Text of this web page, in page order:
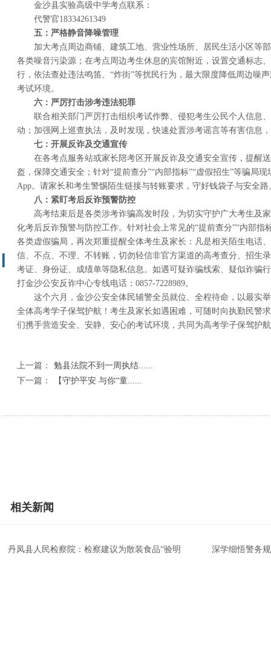
金沙县实验高级中学考点联系：
代警官18334261349
五： 严格静音降噪管理
加大考点周边商铺、建筑工地、营业性场所、居民生活小区等
各类噪音污染源；在考点周边考生休息的宾馆附近，设置交通标志
行，依法查处违法鸣笛、“炸街”等扰民行为，最大限度降低周边噪
考试环境。
六： 严厉打击涉考违法犯罪
联合相关部门严厉打击组织考试作弊、侵犯考生公民个人信息
动；加强网上巡查执法，及时发现，快速处置涉考谣言等有害信息
七： 开展反诈及交通宣传
在各考点服务站或家长陪考区开展反诈及交通安全宣传，提醒
盔，保障交通安全；针对“提前查分”“内部指标”“虚假招生”等骗局
App。请家长和考生警惕陌生链接与转账要求，守好钱袋子与安全路
八： 紧盯考后反诈预警防控
高考结束后是各类涉考诈骗高发时段，为切实守护广大考生及
化考后反诈预警与防控工作。针对社会上常见的“提前查分”“内部指
各类虚假骗局，再次郑重提醒全体考生及家长：凡是相关陌生电话
信、不点、不理、不转账，切勿轻信非官方渠道的高考查分、招生
考证、身份证、成绩单等隐私信息。如遇可疑诈骗线索、疑似诈骗
打金沙公安反诈中心专线电话：0857-7228989。
这个六月，金沙公安全体民辅警全员就位、全程待命，以最实
全体高考学子保驾护航！考生及家长如遇困难，可随时向执勤民警
们携手营造安全、安静、安心的考试环境，共同为高考学子保驾护
上一篇：
勉县法院不到一周执结......
下一篇：
【守护平安 与你“童......
相关新闻
丹凤县人民检察院：检察建议为散装食品“验明 深学细悟警务